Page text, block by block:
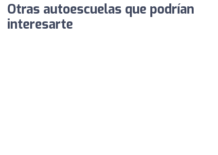
Otras autoescuelas que podrían
interesarte